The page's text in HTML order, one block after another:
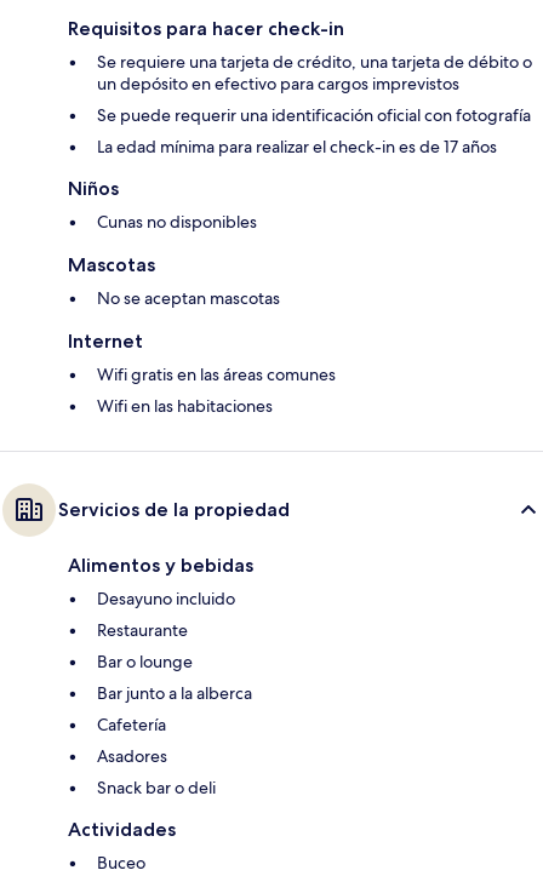
Requisitos para hacer check-in
Se requiere una tarjeta de crédito, una tarjeta de débito o
un depósito en efectivo para cargos imprevistos
Se puede requerir una identificación oficial con fotografía
La edad mínima para realizar el check-in es de 17 años
Niños
Cunas no disponibles
Mascotas
No se aceptan mascotas
Internet
Wifi gratis en las áreas comunes
Wifi en las habitaciones
Servicios de la propiedad
Alimentos y bebidas
Desayuno incluido
Restaurante
Bar o lounge
Bar junto a la alberca
Cafetería
Asadores
Snack bar o deli
Actividades
Buceo